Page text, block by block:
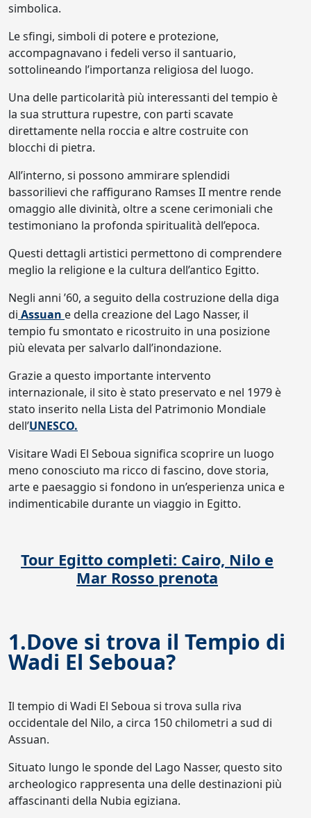
simbolica.
Le sfingi, simboli di potere e protezione,
accompagnavano i fedeli verso il santuario,
sottolineando l’importanza religiosa del luogo.
Una delle particolarità più interessanti del tempio è
la sua struttura rupestre, con parti scavate
direttamente nella roccia e altre costruite con
blocchi di pietra.
All’interno, si possono ammirare splendidi
bassorilievi che raffigurano Ramses II mentre rende
omaggio alle divinità, oltre a scene cerimoniali che
testimoniano la profonda spiritualità dell’epoca.
Questi dettagli artistici permettono di comprendere
meglio la religione e la cultura dell’antico Egitto.
Negli anni ’60, a seguito della costruzione della diga
di Assuan e della creazione del Lago Nasser, il
tempio fu smontato e ricostruito in una posizione
più elevata per salvarlo dall’inondazione.
Grazie a questo importante intervento
internazionale, il sito è stato preservato e nel 1979 è
stato inserito nella Lista del Patrimonio Mondiale
dell’UNESCO.
Visitare Wadi El Seboua significa scoprire un luogo
meno conosciuto ma ricco di fascino, dove storia,
arte e paesaggio si fondono in un’esperienza unica e
indimenticabile durante un viaggio in Egitto.
Tour Egitto completi: Cairo, Nilo e
Mar Rosso prenota
1.Dove si trova il Tempio di
Wadi El Seboua?
Il tempio di Wadi El Seboua si trova sulla riva
occidentale del Nilo, a circa 150 chilometri a sud di
Assuan.
Situato lungo le sponde del Lago Nasser, questo sito
archeologico rappresenta una delle destinazioni più
affascinanti della Nubia egiziana.